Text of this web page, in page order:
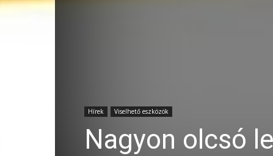
Hírek Viselhető eszközök
Nagyon olcsó